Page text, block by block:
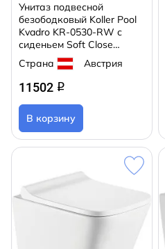
Унитаз подвесной
безободковый Koller Pool
Kvadro KR-0530-RW с
сиденьем Soft Close
(микролифт)
Страна Австрия
11502 q
В корзину